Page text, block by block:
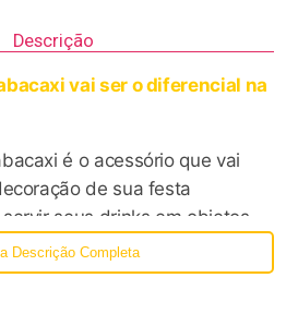
Descrição
vai ser o diferencial na
é o acessório que vai
de sua festa
seus drinks em objetos
você vai servi-los no copo
de abacaxi da KforSummer e
Descrição Completa